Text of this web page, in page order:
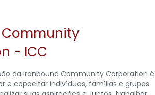
- ICC
da Ironbound Community Corporation é
e capacitar indivíduos, famílias e grupos